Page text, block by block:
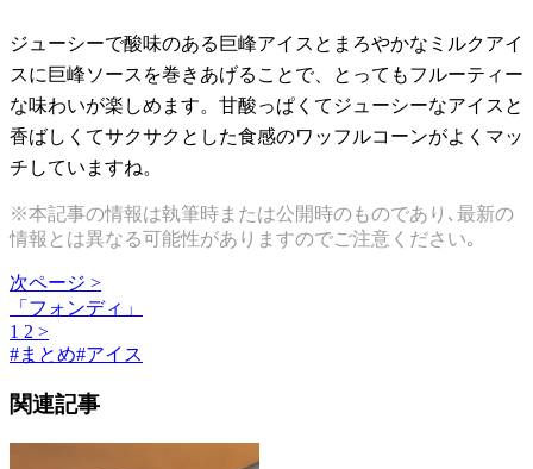
ジューシーで酸味のある巨峰アイスとまろやかなミルクアイ
スに巨峰ソースを巻きあげることで、とってもフルーティー
な味わいが楽しめます。甘酸っぱくてジューシーなアイスと
香ばしくてサクサクとした食感のワッフルコーンがよくマッ
チしていますね。
※本記事の情報は執筆時または公開時のものであり､最新の
情報とは異なる可能性がありますのでご注意ください｡
次ページ >
「フォンディ」
1 2 >
#まとめ#アイス
関連記事